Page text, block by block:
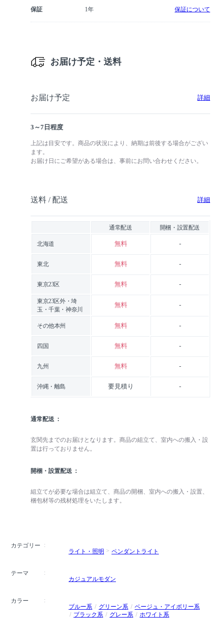
保証 1年 保証について
お届け予定・送料
お届け予定 詳細
3～7日程度
上記は目安です。商品の状況により、納期は前後する場合がござい
ます。
お届け日にご希望がある場合は、事前にお問い合わせください。
送料 / 配送 詳細
通常配送 開梱・設置配送
北海道 無料 -
東北 無料 -
東京23区 無料 -
東京23区外・埼
玉・千葉・神奈川
無料 -
その他本州 無料 -
四国 無料 -
九州 無料 -
沖縄・離島 要見積り -
通常配送
玄関先までのお届けとなります。商品の組立て、室内への搬入・設
置は行っておりません。
開梱・設置配送
組立てが必要な場合は組立て、商品の開梱、室内への搬入・設置、
梱包材等の残材処理をいたします。
カテゴリー
ライト・照明
ペンダントライト
テーマ
カジュアルモダン
カラー
ブルー系
グリーン系
ベージュ・アイボリー系
ブラック系
グレー系 ホワイト系